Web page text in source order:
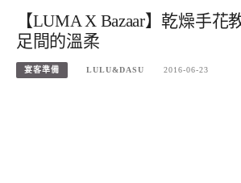
【LUMA X Bazaar】乾燥手花
足間的溫柔
宴客準備 LULU&DASU 2016-06-23